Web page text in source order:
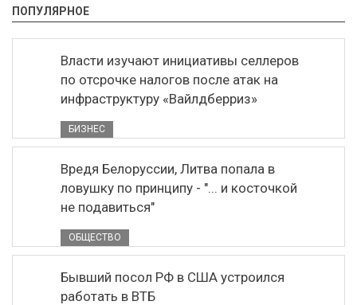
ПОПУЛЯРНОЕ
Власти изучают инициативы селлеров
по отсрочке налогов после атак на
инфраструктуру «Вайлдберриз»
БИЗНЕС
Вредя Белоруссии, Литва попала в
ловушку по принципу - "... и косточкой
не подавиться"
ОБЩЕСТВО
Бывший посол РФ в США устроился
работать в ВТБ